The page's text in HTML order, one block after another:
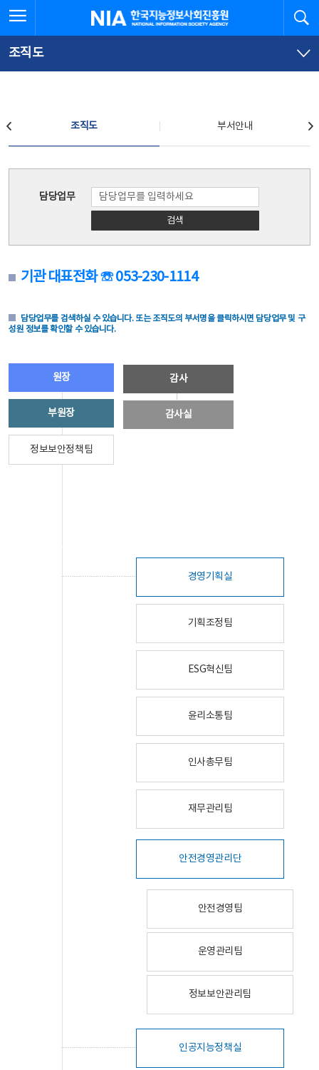
문
로
가
체
뉴
바
가
한국지능정보사회진흥원
조직도
조직도 부서안내
담당업무
검색
기관 대표전화 ☏ 053-230-1114
담당업무를 검색하실 수 있습니다. 또는 조직도의 부서명을 클릭하시면 담당업무 및 구
성원 정보를 확인할 수 있습니다.
원장
부원장
정보보안정책팀
감사
감사실
경영기획실
기획조정팀
ESG혁신팀
윤리소통팀
인사총무팀
재무관리팀
안전경영관리단
안전경영팀
운영관리팀
정보보안관리팀
인공지능정책실